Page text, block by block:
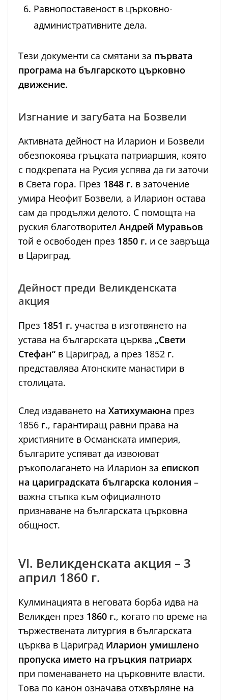
Равнопоставеност в църковно-
административните дела.
Тези документи са смятани за първата
програма на българското църковно
движение.
Изгнание и загубата на Бозвели
Активната дейност на Иларион и Бозвели
обезпокоява гръцката патриаршия, която
с подкрепата на Русия успява да ги заточи
в Света гора. През 1848 г. в заточение
умира Неофит Бозвели, а Иларион остава
сам да продължи делото. С помощта на
руския благотворител Андрей Муравьов
той е освободен през 1850 г. и се завръща
в Цариград.
Дейност преди Великденската
акция
През 1851 г. участва в изготвянето на
устава на българската църква „Свети
Стефан“ в Цариград, а през 1852 г.
представлява Атонските манастири в
столицата.
След издаването на Хатихумаюна през
1856 г., гарантиращ равни права на
християните в Османската империя,
българите успяват да извоюват
ръкополагането на Иларион за епископ
на цариградската българска колония –
важна стъпка към официалното
признаване на българската църковна
общност.
VI. Великденската акция – 3
април 1860 г.
Кулминацията в неговата борба идва на
Великден през 1860 г., когато по време на
тържествената литургия в българската
църква в Цариград Иларион умишлено
пропуска името на гръцкия патриарх
при поменаването на църковните власти.
Това по канон означава отхвърляне на